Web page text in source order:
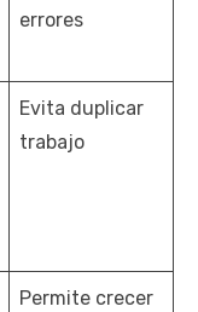
errores
Evita duplicar
trabajo
Permite crecer